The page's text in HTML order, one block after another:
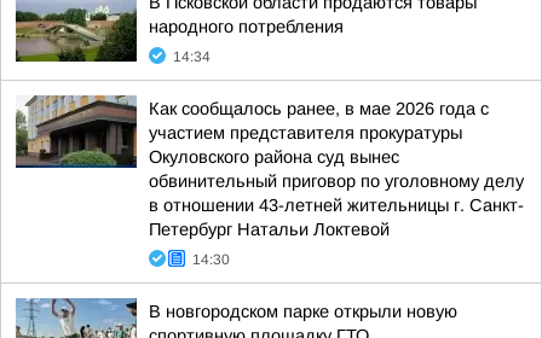
народного потребления
14:34
Как сообщалось ранее, в мае 2026 года с
участием представителя прокуратуры
Окуловского района суд вынес
обвинительный приговор по уголовному делу
в отношении 43-летней жительницы г. Санкт-
Петербург Натальи Локтевой
14:30
В новгородском парке открыли новую